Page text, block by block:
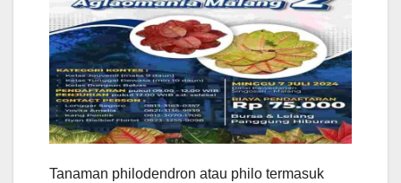
Tanaman philodendron atau philo termasuk